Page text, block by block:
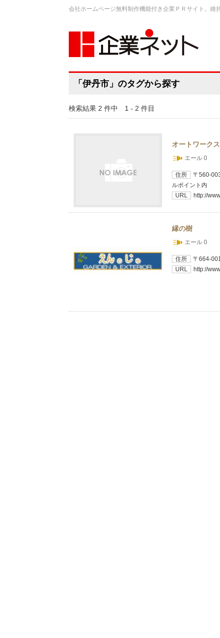
会社ホームページ無料制作機能付き企業ＰＲサイト。
「伊丹市」のタグから探す
検索結果 2 件中 1 - 2 件目
オートワークス
エール 0
住所
〒560-
ルポイント内
URL
http://
縁の樹
エール 0
住所
〒664-
URL
http://